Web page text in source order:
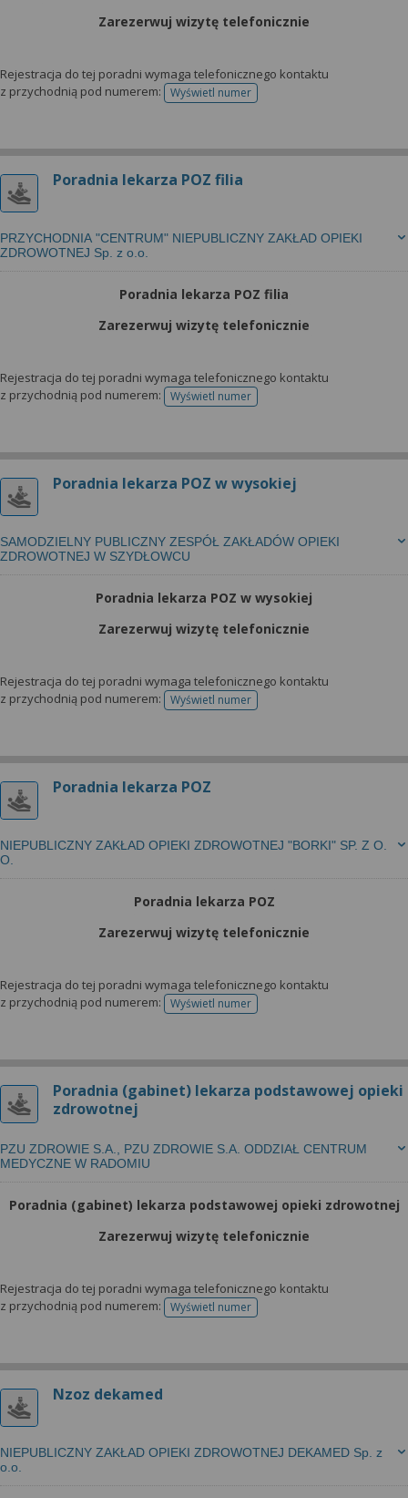
Zarezerwuj wizytę telefonicznie
Rejestracja do tej poradni wymaga telefonicznego kontaktu
z przychodnią pod numerem:
Wyświetl numertelefonu do rejestracji
Poradnia lekarza POZ filia
PRZYCHODNIA "CENTRUM" NIEPUBLICZNY ZAKŁAD OPIEKI
ZDROWOTNEJ Sp. z o.o.
Poradnia lekarza POZ filia
Zarezerwuj wizytę telefonicznie
Rejestracja do tej poradni wymaga telefonicznego kontaktu
z przychodnią pod numerem:
Wyświetl numertelefonu do rejestracji
Poradnia lekarza POZ w wysokiej
SAMODZIELNY PUBLICZNY ZESPÓŁ ZAKŁADÓW OPIEKI
ZDROWOTNEJ W SZYDŁOWCU
Poradnia lekarza POZ w wysokiej
Zarezerwuj wizytę telefonicznie
Rejestracja do tej poradni wymaga telefonicznego kontaktu
z przychodnią pod numerem:
Wyświetl numertelefonu do rejestracji
Poradnia lekarza POZ
NIEPUBLICZNY ZAKŁAD OPIEKI ZDROWOTNEJ "BORKI" SP. Z O.
O.
Poradnia lekarza POZ
Zarezerwuj wizytę telefonicznie
Rejestracja do tej poradni wymaga telefonicznego kontaktu
z przychodnią pod numerem:
Wyświetl numertelefonu do rejestracji
Poradnia (gabinet) lekarza podstawowej opieki
zdrowotnej
PZU ZDROWIE S.A., PZU ZDROWIE S.A. ODDZIAŁ CENTRUM
MEDYCZNE W RADOMIU
Poradnia (gabinet) lekarza podstawowej opieki zdrowotnej
Zarezerwuj wizytę telefonicznie
Rejestracja do tej poradni wymaga telefonicznego kontaktu
z przychodnią pod numerem:
Wyświetl numertelefonu do rejestracji
Nzoz dekamed
NIEPUBLICZNY ZAKŁAD OPIEKI ZDROWOTNEJ DEKAMED Sp. z
o.o.